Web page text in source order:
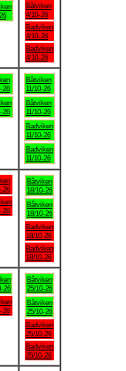
Båtviken
4/10-26
Badviken
4/10-26
Badviken
4/10-26
26
26
Båtviken
11/10-26
Båtviken
11/10-26
Badviken
11/10-26
Badviken
11/10-26
26
26
Båtviken
18/10-26
Båtviken
18/10-26
Badviken
18/10-26
Badviken
18/10-26
26
26
Båtviken
25/10-26
Båtviken
25/10-26
Badviken
25/10-26
Badviken
25/10-26